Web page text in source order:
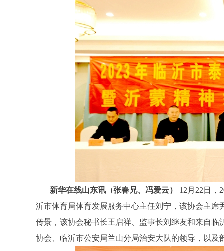
新华在线山东讯（张春兄、冯爱云）
12月22日，
沂市体育局体育发展服务中心主任刘宁，该协会主席
传景，该协会秘书长王启祥、监事长刘继友和来自
协会、临沂市公安局兰山分局治安大队的领导，以及